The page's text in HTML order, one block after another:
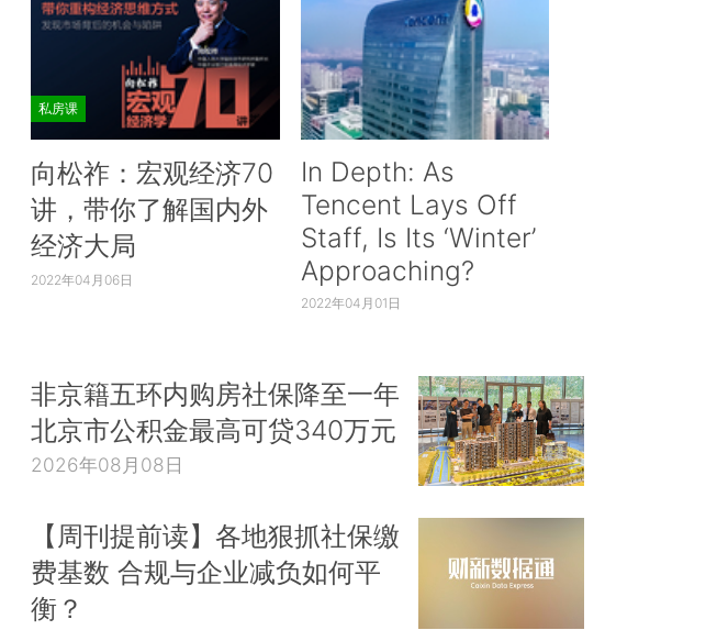
私房课
向松祚：宏观经济70
讲，带你了解国内外
经济大局
2022年04月06日
In Depth: As
Tencent Lays Off
Staff, Is Its ‘Winter’
Approaching?
2022年04月01日
非京籍五环内购房社保降至一年
北京市公积金最高可贷340万元
2026年08月08日
【周刊提前读】各地狠抓社保缴
费基数 合规与企业减负如何平
衡？